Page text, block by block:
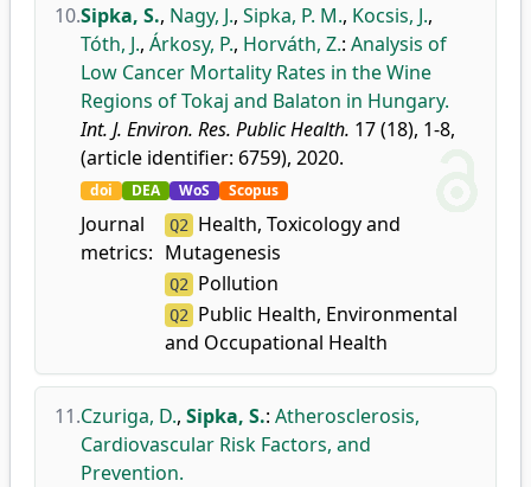
10.Sipka, S., Nagy, J., Sipka, P. M., Kocsis, J.,
Tóth, J., Árkosy, P., Horváth, Z.: Analysis of
Low Cancer Mortality Rates in the Wine
Regions of Tokaj and Balaton in Hungary.
Int. J. Environ. Res. Public Health. 17 (18), 1-8,
(article identifier: 6759), 2020.
doi DEA WoS Scopus
Journal
metrics:
Q2
Health, Toxicology and
Mutagenesis
Q2 Pollution
Q2
Public Health, Environmental
and Occupational Health
11.Czuriga, D., Sipka, S.: Atherosclerosis,
Cardiovascular Risk Factors, and
Prevention.